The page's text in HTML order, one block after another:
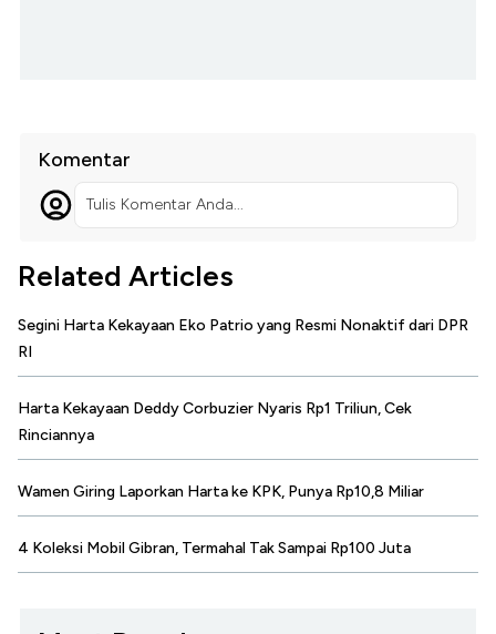
Komentar
Tulis Komentar Anda...
Related Articles
Segini Harta Kekayaan Eko Patrio yang Resmi Nonaktif dari DPR
RI
Harta Kekayaan Deddy Corbuzier Nyaris Rp1 Triliun, Cek
Rinciannya
Wamen Giring Laporkan Harta ke KPK, Punya Rp10,8 Miliar
4 Koleksi Mobil Gibran, Termahal Tak Sampai Rp100 Juta